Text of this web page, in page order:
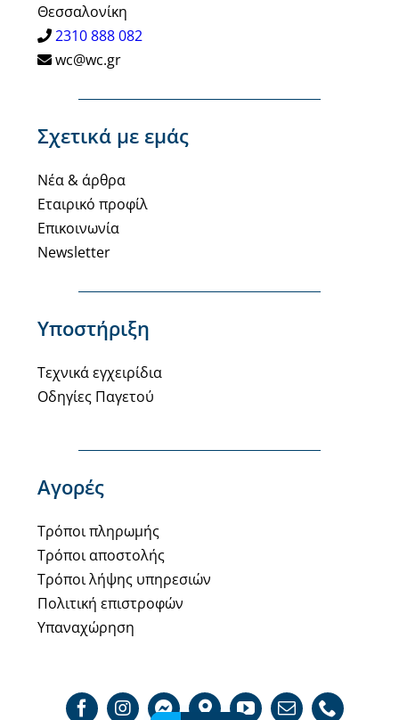
Θεσσαλονίκη
2310 888 082
wc@wc.gr
Σχετικά με εμάς
Νέα & άρθρα
Εταιρικό προφίλ
Επικοινωνία
Newsletter
Υποστήριξη
Τεχνικά εγχειρίδια
Οδηγίες Παγετού
Αγορές
Τρόποι πληρωμής
Τρόποι αποστολής
Τρόποι λήψης υπηρεσιών
Πολιτική επιστροφών
Υπαναχώρηση